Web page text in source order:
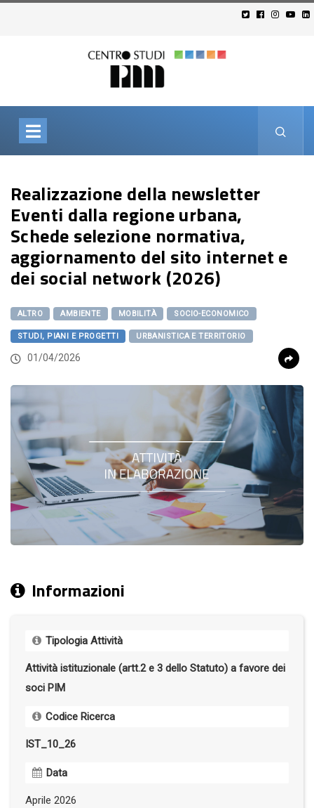
Realizzazione della newsletter
Eventi dalla regione urbana,
Schede selezione normativa,
aggiornamento del sito internet e
dei social network (2026)
ALTRO AMBIENTE MOBILITÀ SOCIO-ECONOMICO
STUDI, PIANI E PROGETTI URBANISTICA E TERRITORIO
01/04/2026
Informazioni
Tipologia Attività
Attività istituzionale (artt.2 e 3 dello Statuto) a favore dei
soci PIM
Codice Ricerca
IST_10_26
Data
Aprile 2026